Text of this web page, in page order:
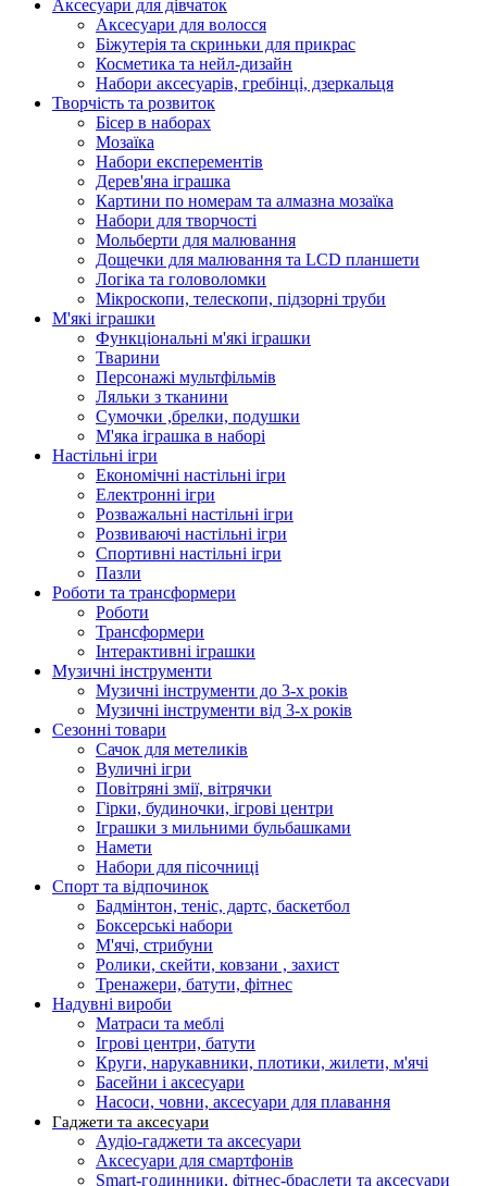
Аксесуари для дівчаток
Аксесуари для волосся
Біжутерія та скриньки для прикрас
Косметика та нейл-дизайн
Набори аксесуарів, гребінці, дзеркальця
Творчість та розвиток
Бісер в наборах
Мозаїка
Набори експерементів
Дерев'яна іграшка
Картини по номерам та алмазна мозаїка
Набори для творчості
Мольберти для малювання
Дощечки для малювання та LCD планшети
Логіка та головоломки
Мікроскопи, телескопи, підзорні труби
М'які іграшки
Функціональні м'які іграшки
Тварини
Персонажі мультфільмів
Ляльки з тканини
Сумочки ,брелки, подушки
М'яка іграшка в наборі
Настільні ігри
Економічні настільні ігри
Електронні ігри
Розважальні настільні ігри
Розвиваючі настільні ігри
Спортивні настільні ігри
Пазли
Роботи та трансформери
Роботи
Трансформери
Інтерактивні іграшки
Музичні інструменти
Музичні інструменти до 3-х років
Музичні інструменти від 3-х років
Сезонні товари
Сачок для метеликів
Вуличні ігри
Повітряні змії, вітрячки
Гірки, будиночки, ігрові центри
Іграшки з мильними бульбашками
Намети
Набори для пісочниці
Спорт та відпочинок
Бадмінтон, теніс, дартс, баскетбол
Боксерські набори
М'ячі, стрибуни
Ролики, скейти, ковзани , захист
Тренажери, батути, фітнес
Надувні вироби
Матраси та меблі
Ігрові центри, батути
Круги, нарукавники, плотики, жилети, м'ячі
Басейни і аксесуари
Насоси, човни, аксесуари для плавання
Гаджети та аксесуари
Аудіо-гаджети та аксесуари
Аксесуари для смартфонів
Smart-годинники, фітнес-браслети та аксесуари